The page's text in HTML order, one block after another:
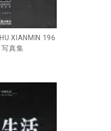
XIANMIN 196
真集